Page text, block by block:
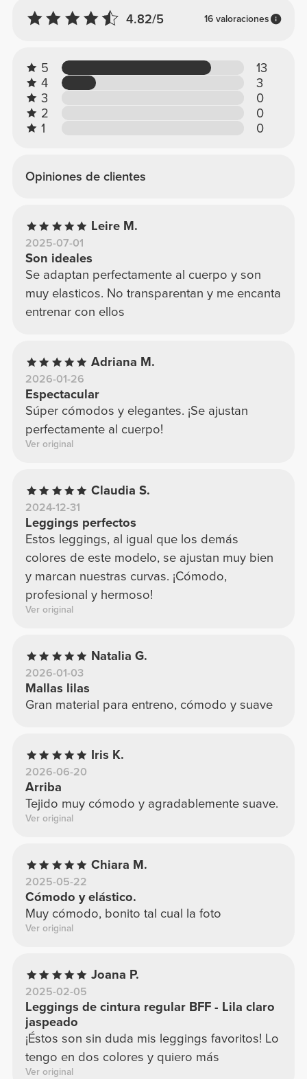
4.82/5 16 valoraciones
5
13
4
3
3
0
2
0
1
0
Opiniones de clientes
Leire M.
2025-07-01
Son ideales
Se adaptan perfectamente al cuerpo y son
muy elasticos. No transparentan y me encanta
entrenar con ellos
Adriana M.
2026-01-26
Espectacular
Súper cómodos y elegantes. ¡Se ajustan
perfectamente al cuerpo!
Ver original
Claudia S.
2024-12-31
Leggings perfectos
Estos leggings, al igual que los demás
colores de este modelo, se ajustan muy bien
y marcan nuestras curvas. ¡Cómodo,
profesional y hermoso!
Ver original
Natalia G.
2026-01-03
Mallas lilas
Gran material para entreno, cómodo y suave
Iris K.
2026-06-20
Arriba
Tejido muy cómodo y agradablemente suave.
Ver original
Chiara M.
2025-05-22
Cómodo y elástico.
Muy cómodo, bonito tal cual la foto
Ver original
Joana P.
2025-02-05
Leggings de cintura regular BFF - Lila claro
jaspeado
¡Éstos son sin duda mis leggings favoritos! Lo
tengo en dos colores y quiero más
Ver original